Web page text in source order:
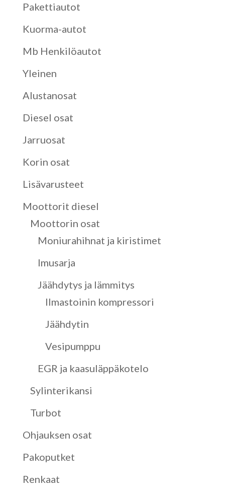
Pakettiautot
Kuorma-autot
Mb Henkilöautot
Yleinen
Alustanosat
Diesel osat
Jarruosat
Korin osat
Lisävarusteet
Moottorit diesel
Moottorin osat
Moniurahihnat ja kiristimet
Imusarja
Jäähdytys ja lämmitys
Ilmastoinin kompressori
Jäähdytin
Vesipumppu
EGR ja kaasuläppäkotelo
Sylinterikansi
Turbot
Ohjauksen osat
Pakoputket
Renkaat